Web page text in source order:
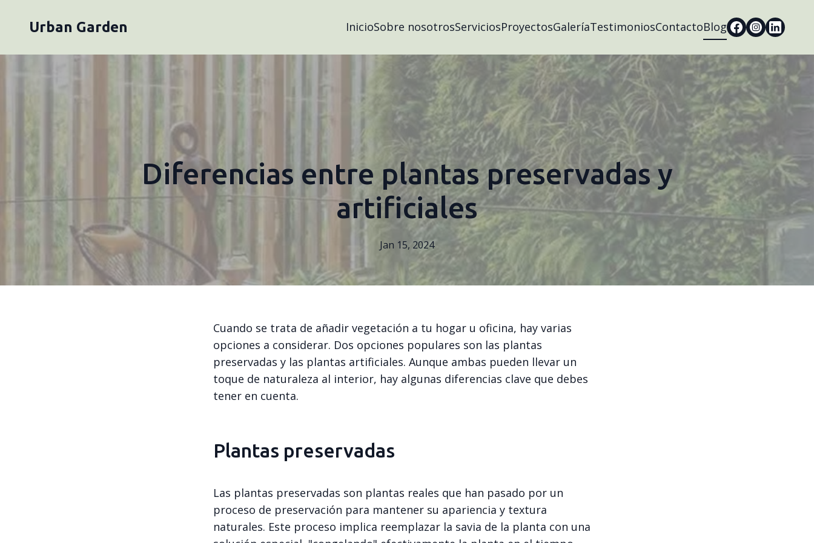
Urban Garden InicioSobre nosotrosServiciosProyectosGaleríaTestimoniosContactoBlog
Diferencias entre plantas preservadas y
artificiales
Jan 15, 2024
Cuando se trata de añadir vegetación a tu hogar u oficina, hay varias
opciones a considerar. Dos opciones populares son las plantas
preservadas y las plantas artificiales. Aunque ambas pueden llevar un
toque de naturaleza al interior, hay algunas diferencias clave que debes
tener en cuenta.
Plantas preservadas
Las plantas preservadas son plantas reales que han pasado por un
proceso de preservación para mantener su apariencia y textura
naturales. Este proceso implica reemplazar la savia de la planta con una